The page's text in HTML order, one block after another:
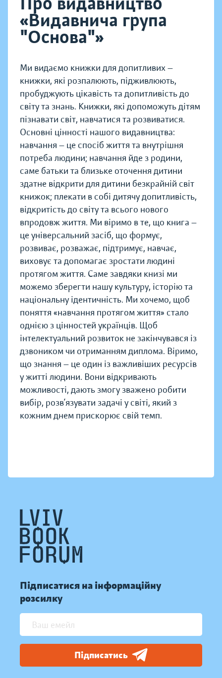
«Видавнича група
"Основа"»
Ми видаємо книжки для допитливих —
книжки, які розпалюють, підживлюють,
пробуджують цікавість та допитливість до
світу та знань. Книжки, які допоможуть дітям
пізнавати світ, навчатися та розвиватися.
Основні цінності нашого видавництва:
навчання — це спосіб життя та внутрішня
потреба людини; навчання йде з родини,
саме батьки та близьке оточення дитини
здатне відкрити для дитини безкрайній світ
книжок; плекати в собі дитячу допитливість,
відкритість до світу та всього нового
впродовж життя. Ми віримо в те, що книга —
це універсальний засіб, що формує,
розвиває, розважає, підтримує, навчає,
виховує та допомагає зростати людині
протягом життя. Саме завдяки книзі ми
можемо зберегти нашу культуру, історію та
національну ідентичність. Ми хочемо, щоб
поняття «навчання протягом життя» стало
однією з цінностей українців. Щоб
інтелектуальний розвиток не закінчувався із
дзвоником чи отриманням диплома. Віримо,
що знання — це один із важливіших ресурсів
у житті людини. Вони відкривають
можливості, дають змогу зважено робити
вибір, розв’язувати задачі у світі, який з
кожним днем прискорює свій темп.
Підписатися на інформаційну
розсилку
Підписатись